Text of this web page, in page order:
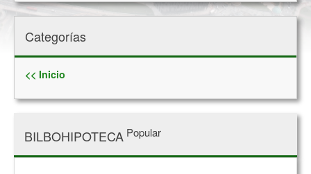
Categorías
<< Inicio
BILBOHIPOTECA Popular